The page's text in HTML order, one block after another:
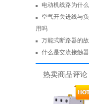
电动机线路为什
空气开关进线与
用吗
万能式断路器的
什么是交流接触
热卖商品评论